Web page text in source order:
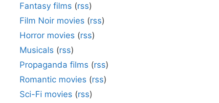
Fantasy films (rss)
Film Noir movies (rss)
Horror movies (rss)
Musicals (rss)
Propaganda films (rss)
Romantic movies (rss)
Sci-Fi movies (rss)